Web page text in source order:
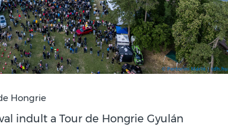
Hongrie
indult a Tour de Hongrie Gyulán